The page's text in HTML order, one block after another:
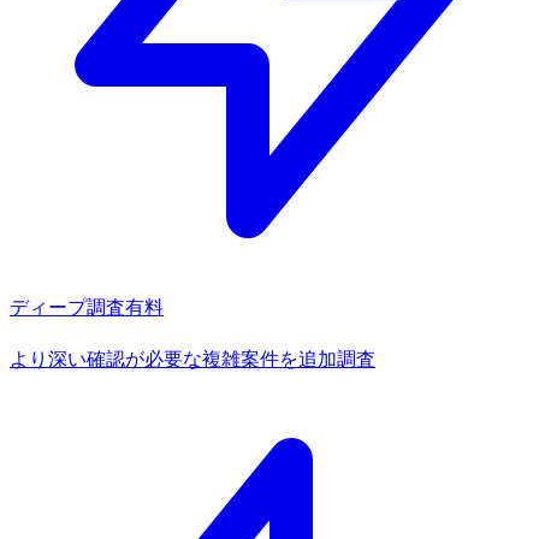
ディープ調査有料
より深い確認が必要な複雑案件を追加調査